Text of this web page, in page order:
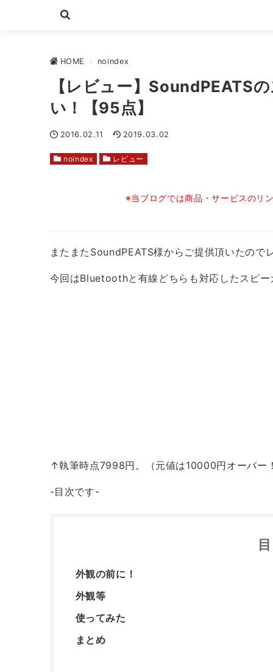
HOME > noindex
【レビュー】SoundPEATS
い！【95点】
2016.02.11 2019.03.02
noindex レビュー
※当ブログでは商品・サービスのリ
またまたSoundPEATS様からご提供頂いたので
今回はBluetoothと有線どちらも対応したスピー
↑執筆時点7998円。（元値は10000円オーバー
-目次です-
外観の前に！
外観等
使ってみた
まとめ